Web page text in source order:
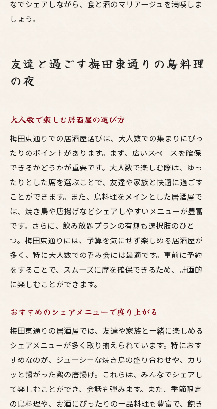
なでシェアしながら、食と酒のマリアージュを満喫しま
しょう。
友達と過ごす梅田東通りの鳥料理
の夜
大人数で楽しむ居酒屋の選び方
梅田東通りでの居酒屋選びは、大人数での集まりにぴっ
たりのポイントがあります。まず、広いスペースを確保
できるかどうかが重要です。大人数で楽しむ際は、ゆっ
たりとした席を選ぶことで、友達や家族と快適に過ごす
ことができます。また、鳥料理をメインとした居酒屋で
は、焼き鳥や唐揚げなどシェアしやすいメニューが豊富
です。さらに、飲み放題プランの有無も選択肢のひと
つ。梅田東通りには、予算を気にせず楽しめる居酒屋が
多く、特に大人数での呑み会には最適です。事前に予約
をすることで、スムーズに席を確保できるため、計画的
に楽しむことができます。
おすすめのシェアメニューで盛り上がる
梅田東通りの居酒屋では、友達や家族と一緒に楽しめる
シェアメニューが多く取り揃えられています。特におす
すめなのが、ジューシーな焼き鳥の盛り合わせや、カリ
ッと揚がった鶏の唐揚げ。これらは、みんなでシェアし
て楽しむことができ、会話も弾みます。また、季節限定
の鳥料理や、お酒にぴったりの一品料理も豊富で、飽き